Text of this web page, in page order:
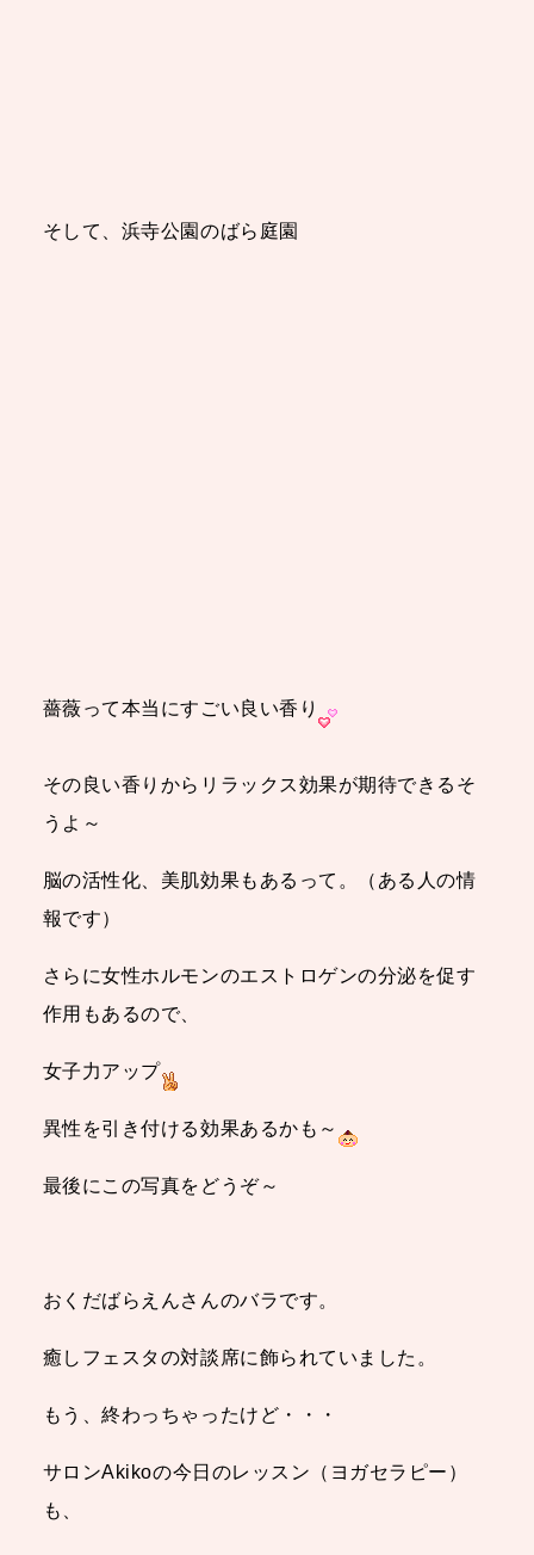
そして、浜寺公園のばら庭園
薔薇って本当にすごい良い香り
その良い香りからリラックス効果が期待できるそ
うよ～
脳の活性化、美肌効果もあるって。（ある人の情
報です）
さらに女性ホルモンのエストロゲンの分泌を促す
作用もあるので、
女子力アップ
異性を引き付ける効果あるかも～
最後にこの写真をどうぞ～
おくだばらえんさんのバラです。
癒しフェスタの対談席に飾られていました。
もう、終わっちゃったけど・・・
サロンAkikoの今日のレッスン（ヨガセラピー）
も、